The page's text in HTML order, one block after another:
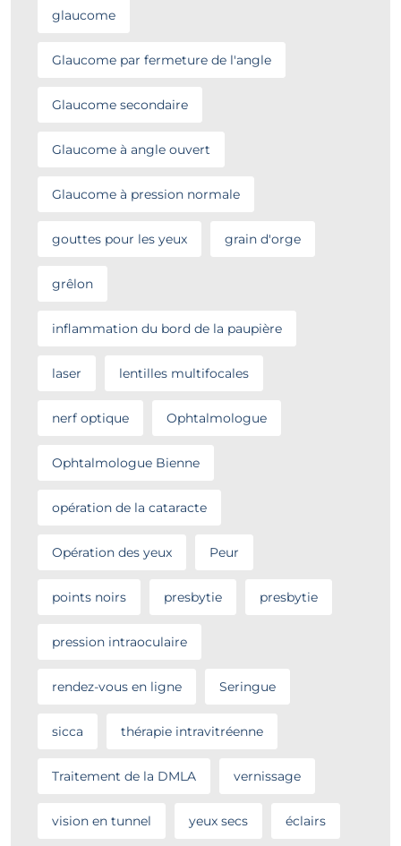
glaucome
Glaucome par fermeture de l'angle
Glaucome secondaire
Glaucome à angle ouvert
Glaucome à pression normale
gouttes pour les yeux grain d'orge
grêlon
inflammation du bord de la paupière
laser lentilles multifocales
nerf optique Ophtalmologue
Ophtalmologue Bienne
opération de la cataracte
Opération des yeux Peur
points noirs presbytie presbytie
pression intraoculaire
rendez-vous en ligne Seringue
sicca thérapie intravitréenne
Traitement de la DMLA vernissage
vision en tunnel yeux secs éclairs